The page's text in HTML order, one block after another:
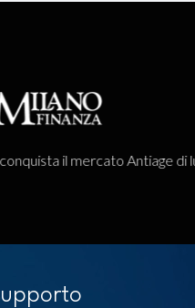
mercato Antiage di lusso”